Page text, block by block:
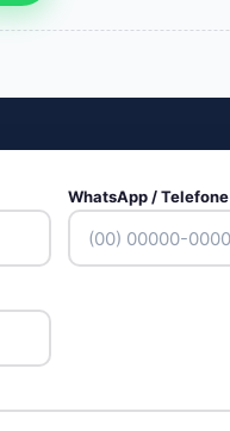
WhatsApp / Telefone